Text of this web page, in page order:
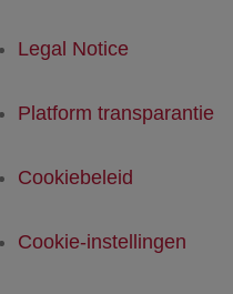
Legal Notice
Platform transparantie
Cookiebeleid
Cookie-instellingen